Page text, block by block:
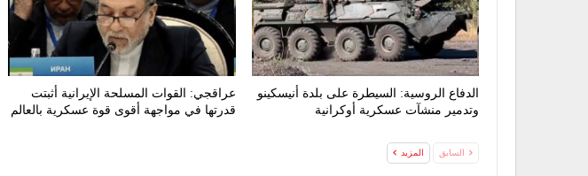
الدفاع الروسية: السيطرة على بلدة أنيسكينو
وتدمير منشآت عسكرية أوكرانية
عراقجي: القوات المسلحة الإيرانية أثبتت
قدرتها في مواجهة أقوى قوة عسكرية بالعالم
السابق المزيد